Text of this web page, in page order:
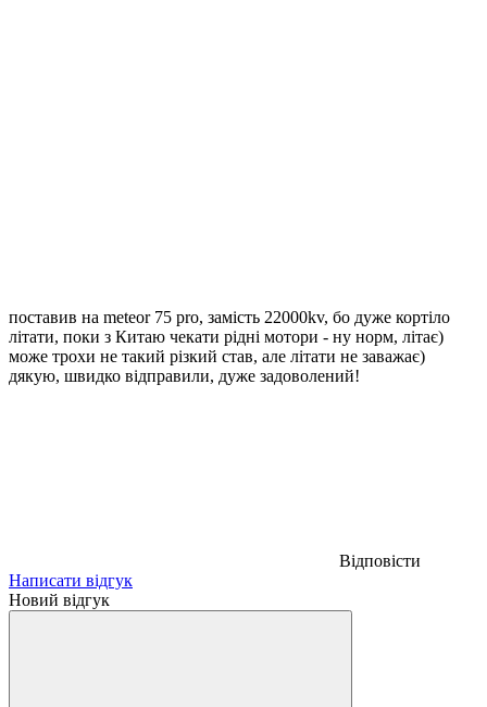
поставив на meteor 75 pro, замість 22000kv, бо дуже кортіло
літати, поки з Китаю чекати рідні мотори - ну норм, літає)
може трохи не такий різкий став, але літати не заважає)
дякую, швидко відправили, дуже задоволений!
Відповісти
Написати відгук
Новий відгук